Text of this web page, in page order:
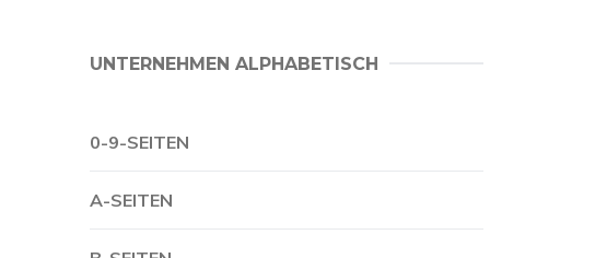
UNTERNEHMEN ALPHABETISCH
0-9-SEITEN
A-SEITEN